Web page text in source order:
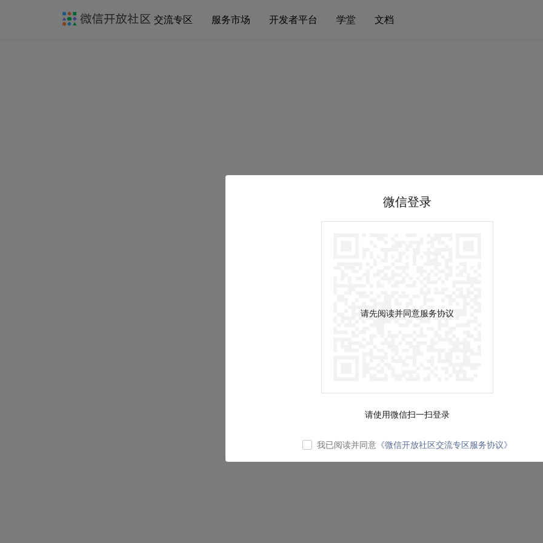
交流专区 服务市场 开发者平台 学堂 文档
微信登录
请先阅读并同意服务协议
请使用微信扫一扫登录
我已阅读并同意 《微信开放社区交流专区服务协议》